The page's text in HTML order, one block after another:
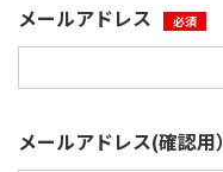
メールアドレス 必須
メールアドレス(確認用）